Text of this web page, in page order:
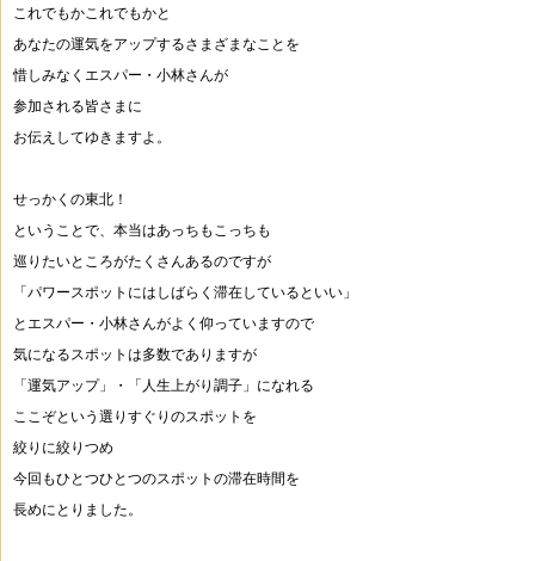
これでもかこれでもかと
あなたの運気をアップするさまざまなことを
惜しみなくエスパー・小林さんが
参加される皆さまに
お伝えしてゆきますよ。
せっかくの東北！
ということで、本当はあっちもこっちも
巡りたいところがたくさんあるのですが
「パワースポットにはしばらく滞在しているといい」
とエスパー・小林さんがよく仰っていますので
気になるスポットは多数でありますが
「運気アップ」・「人生上がり調子」になれる
ここぞという選りすぐりのスポットを
絞りに絞りつめ
今回もひとつひとつのスポットの滞在時間を
長めにとりました。